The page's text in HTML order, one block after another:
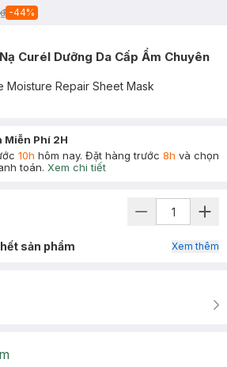
-44%
Curél Dưỡng Da Cấp Ẩm Chuyên
Moisture Repair Sheet Mask
Miễn Phí 2H
10h hôm nay. Đặt hàng trước 8h và chọn
toán. Xem chi tiết
sản phẩm Xem thêm